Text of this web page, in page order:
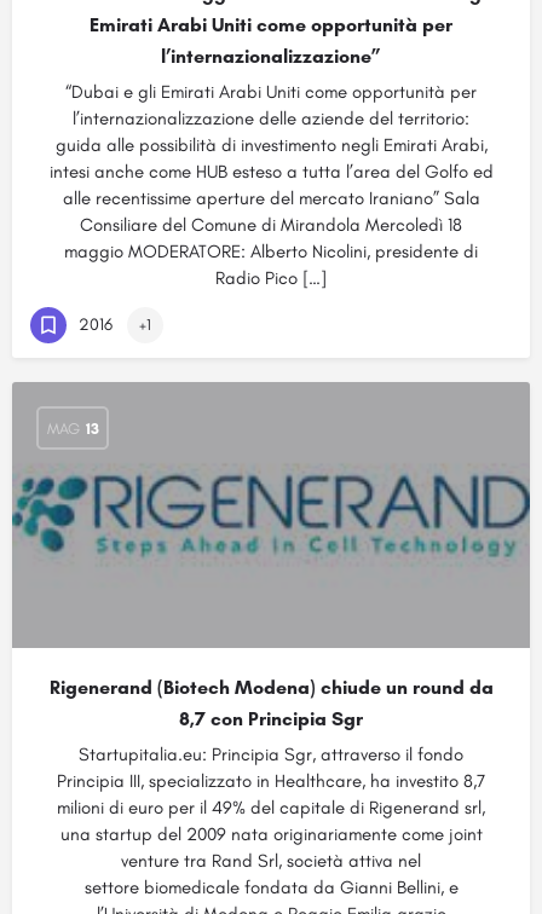
Emirati Arabi Uniti come opportunità per
l’internazionalizzazione”
“Dubai e gli Emirati Arabi Uniti come opportunità per
l’internazionalizzazione delle aziende del territorio:
guida alle possibilità di investimento negli Emirati Arabi,
intesi anche come HUB esteso a tutta l’area del Golfo ed
alle recentissime aperture del mercato Iraniano” Sala
Consiliare del Comune di Mirandola Mercoledì 18
maggio MODERATORE: Alberto Nicolini, presidente di
Radio Pico […]
2016 +1
MAG 13
Rigenerand (Biotech Modena) chiude un round da
8,7 con Principia Sgr
Startupitalia.eu: Principia Sgr, attraverso il fondo
Principia III, specializzato in Healthcare, ha investito 8,7
milioni di euro per il 49% del capitale di Rigenerand srl,
una startup del 2009 nata originariamente come joint
venture tra Rand Srl, società attiva nel
settore biomedicale fondata da Gianni Bellini, e